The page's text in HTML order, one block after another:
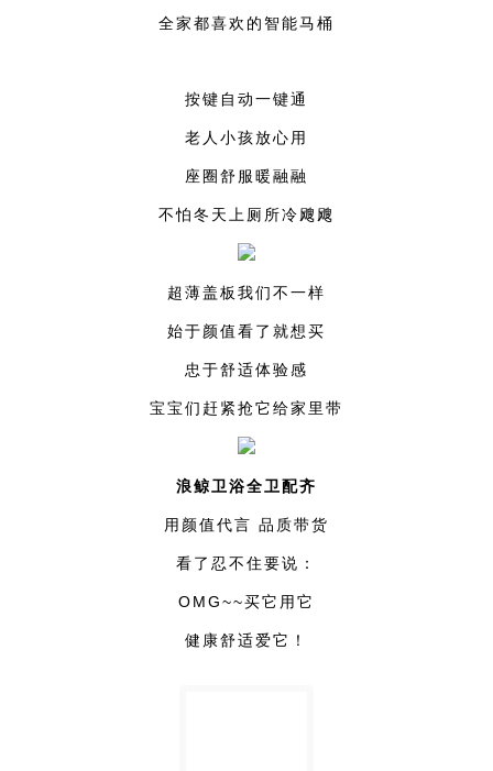
全家都喜欢的智能马桶
按键自动一键通
老人小孩放心用
座圈舒服暖融融
不怕冬天上厕所冷飕飕
超薄盖板我们不一样
始于颜值看了就想买
忠于舒适体验感
宝宝们赶紧抢它给家里带
浪鲸卫浴全卫配齐
用颜值代言 品质带货
看了忍不住要说：
OMG~~买它用它
健康舒适爱它！